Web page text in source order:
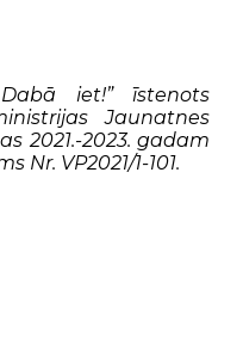
iet!” īstenots
Jaunatnes
2021.-2023. gadam
Nr. VP2021/1-101.